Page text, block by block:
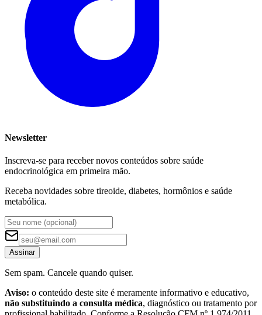
Newsletter
Inscreva-se para receber novos conteúdos sobre saúde
endocrinológica em primeira mão.
Receba novidades sobre tireoide, diabetes, hormônios e saúde
metabólica.
Assinar
Sem spam. Cancele quando quiser.
Aviso: o conteúdo deste site é meramente informativo e educativo,
não substituindo a consulta médica, diagnóstico ou tratamento por